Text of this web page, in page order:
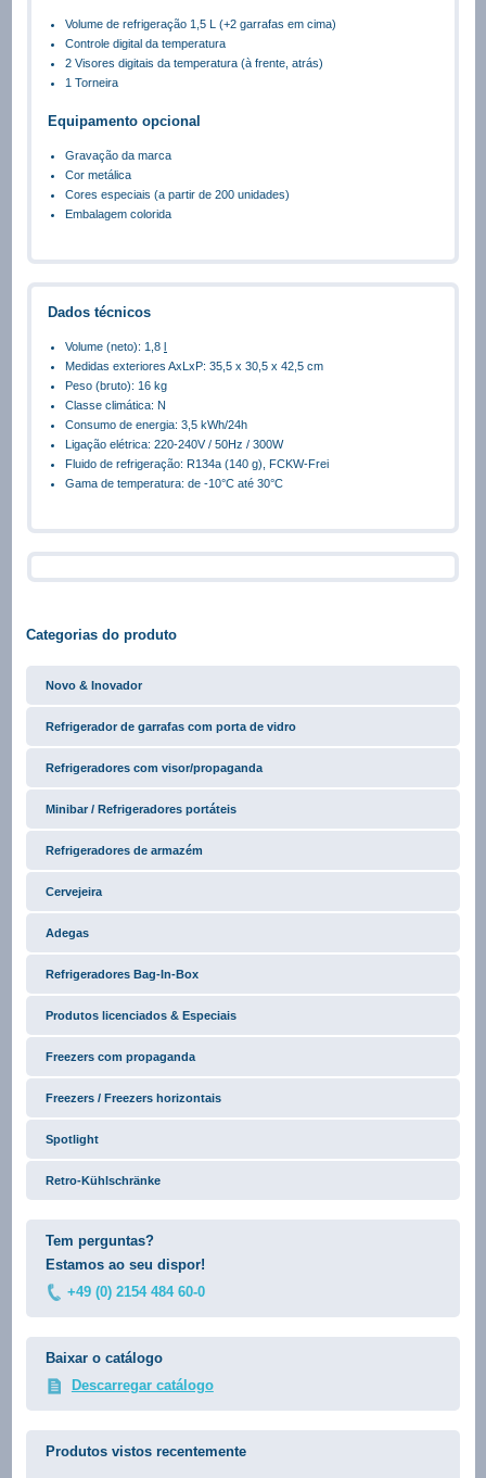
Volume de refrigeração 1,5 L (+2 garrafas em cima)
Controle digital da temperatura
2 Visores digitais da temperatura (à frente, atrás)
1 Torneira
Equipamento opcional
Gravação da marca
Cor metálica
Cores especiais (a partir de 200 unidades)
Embalagem colorida
Dados técnicos
Volume (neto): 1,8
Medidas exteriores AxLxP: 35,5 x 30,5 x 42,5 cm
Peso (bruto): 16 kg
Classe climática: N
Consumo de energia: 3,5 kWh/24h
Ligação elétrica: 220-240V / 50Hz / 300W
Fluido de refrigeração: R134a (140 g), FCKW-Frei
Gama de temperatura: de -10°C até 30°C
Categorias do produto
Novo & Inovador
Refrigerador de garrafas com porta de vidro
Refrigeradores com visor/propaganda
Minibar / Refrigeradores portáteis
Refrigeradores de armazém
Cervejeira
Adegas
Refrigeradores Bag-In-Box
Produtos licenciados & Especiais
Freezers com propaganda
Freezers / Freezers horizontais
Spotlight
Retro-Kühlschränke
Tem perguntas?
Estamos ao seu dispor!
+49 (0) 2154 484 60-0
Baixar o catálogo
Descarregar catálogo
Produtos vistos recentemente